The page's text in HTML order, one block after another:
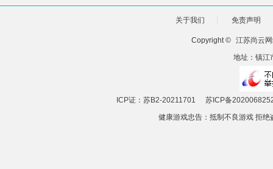
关于我们 免责声明
Copyright © 江苏尚云
地址：镇江
ICP证：苏B2-20211701
苏ICP备
健康游戏忠告：抵制不良游戏 拒